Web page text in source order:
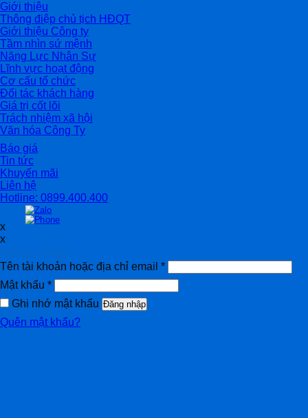
Giới thiệu
Thông điệp chủ tịch HĐQT
Giới thiệu Công ty
Tầm nhìn sứ mệnh
Năng Lực Nhân Sự
Lĩnh vực hoạt động
Cơ cấu tổ chức
Đối tác khách hàng
Giá trị cốt lõi
Trách nhiệm xã hội
Văn hóa Công Ty
Báo giá
Tin tức
Khuyến mãi
Liên hệ
Hotline: 0899.400.400
x
x
Tên tài khoản hoặc địa chỉ email *
Mật khẩu *
Ghi nhớ mật khẩu Đăng nhập
Quên mật khẩu?